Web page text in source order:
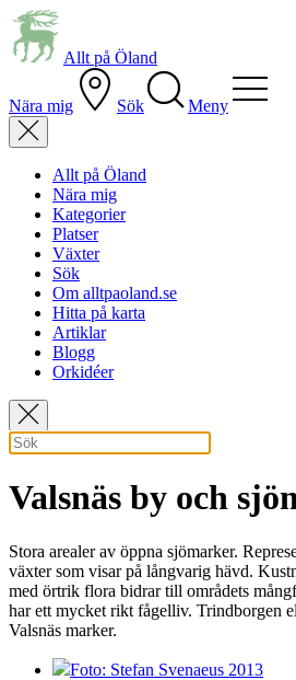
Allt på Öland
Nära mig Sök Meny
Allt på Öland
Nära mig
Kategorier
Platser
Växter
Sök
Om alltpaoland.se
Hitta på karta
Artiklar
Blogg
Orkidéer
Valsnäs by och
Stora arealer av öppna sjömarker.
växter som visar på långvarig hävd.
med örtrik flora bidrar till områdets
har ett mycket rikt fågelliv. Trindborgen
Valsnäs marker.
Foto: Stefan Svenaeus 2013